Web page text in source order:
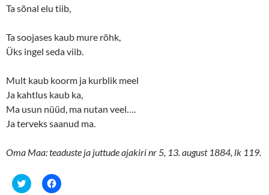
Ta sõnal elu tiib,
Ta soojases kaub mure rõhk,
Üks ingel seda viib.
Mult kaub koorm ja kurblik meel
Ja kahtlus kaub ka,
Ma usun nüüd, ma nutan veel….
Ja terveks saanud ma.
Oma Maa: teaduste ja juttude ajakiri nr 5, 13. august 1884, lk 119.
C
l
C
l